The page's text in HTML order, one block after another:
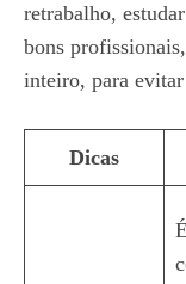
retrabalho,
bons
inteiro, para
Dicas